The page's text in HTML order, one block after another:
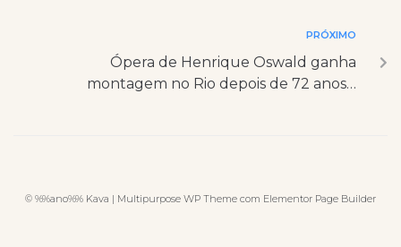
PRÓXIMO
Ópera de Henrique Oswald ganha
montagem no Rio depois de 72 anos…
© %%ano%% Kava | Multipurpose WP Theme com Elementor Page Builder